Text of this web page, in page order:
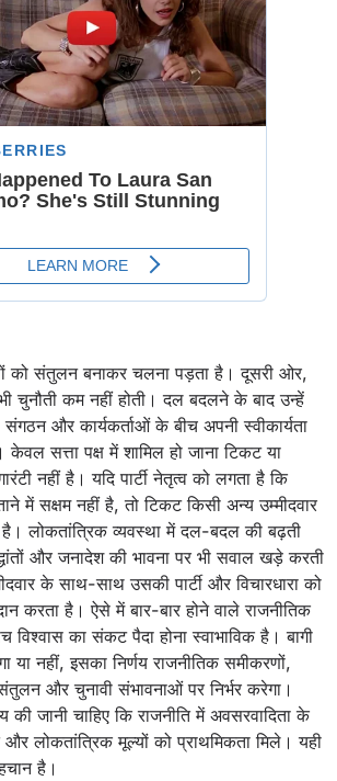
को संतुलन बनाकर चलना पड़ता है। दूसरी ओर,
चुनौती कम नहीं होती। दल बदलने के बाद उन्हें
संगठन और कार्यकर्ताओं के बीच अपनी स्वीकार्यता
सत्ता पक्ष में शामिल हो जाना टिकट या
नहीं है। यदि पार्टी नेतृत्व को लगता है कि
में सक्षम नहीं है, तो टिकट किसी अन्य उम्मीदवार
है। लोकतांत्रिक व्यवस्था में दल-बदल की बढ़ती
और जनादेश की भावना पर भी सवाल खड़े करती
के साथ-साथ उसकी पार्टी और विचारधारा को
करता है। ऐसे में बार-बार होने वाले राजनीतिक
का संकट पैदा होना स्वाभाविक है। बागी
या नहीं, इसका निर्णय राजनीतिक समीकरणों,
और चुनावी संभावनाओं पर निर्भर करेगा।
जानी चाहिए कि राजनीति में अवसरवादिता के
और लोकतांत्रिक मूल्यों को प्राथमिकता मिले। यही
है।